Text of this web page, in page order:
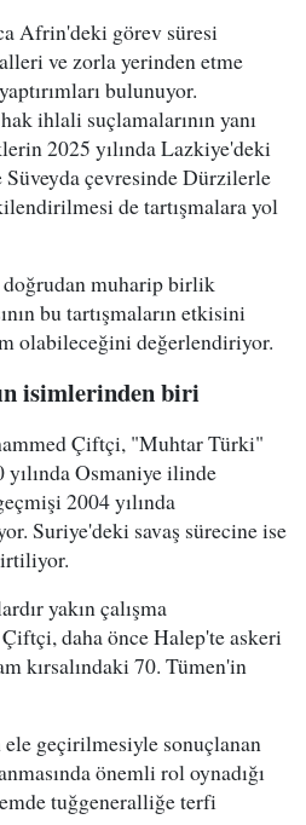
Afrin'deki görev süresi
ve zorla yerinden etme
bulunuyor.
ihlali suçlamalarının yanı
2025 yılında Lazkiye'deki
çevresinde Dürzilerle
de tartışmalara yol
muharip birlik
bu tartışmaların etkisini
olabileceğini değerlendiriyor.
isimlerinden biri
Çiftçi, "Muhtar Türki"
yılında Osmaniye ilinde
2004 yılında
Suriye'deki savaş sürecine ise
yakın çalışma
daha önce Halep'te askeri
kırsalındaki 70. Tümen'in
ele geçirilmesiyle sonuçlanan
önemli rol oynadığı
tuğgeneralliğe terfi